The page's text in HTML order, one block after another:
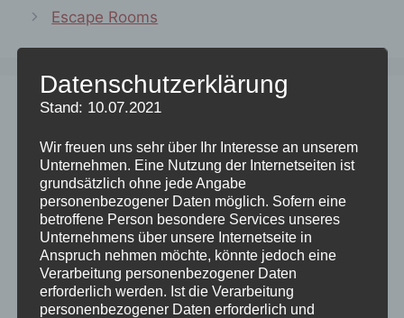
Escape Rooms
Schreibe einen Kommentar
Kommentar
Datenschutzerklärung
Stand: 10.07.2021
Wir freuen uns sehr über Ihr Interesse an unserem
Unternehmen. Eine Nutzung der Internetseiten ist
grundsätzlich ohne jede Angabe
personenbezogener Daten möglich. Sofern eine
betroffene Person besondere Services unseres
Unternehmens über unsere Internetseite in
Anspruch nehmen möchte, könnte jedoch eine
Verarbeitung personenbezogener Daten
erforderlich werden. Ist die Verarbeitung
personenbezogener Daten erforderlich und